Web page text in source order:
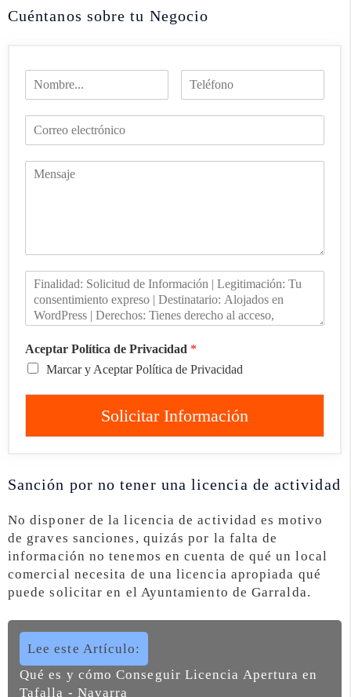
Cuéntanos sobre tu Negocio
Aceptar Política de Privacidad *
Marcar y Aceptar Política de Privacidad
Solicitar Información
Sanción por no tener una licencia de actividad
No disponer de la licencia de actividad es motivo
de graves sanciones, quizás por la falta de
información no tenemos en cuenta de qué un local
comercial necesita de una licencia apropiada qué
puede solicitar en el Ayuntamiento de Garralda.
Lee este Artículo:
Qué es y cómo Conseguir Licencia Apertura en
Tafalla - Navarra